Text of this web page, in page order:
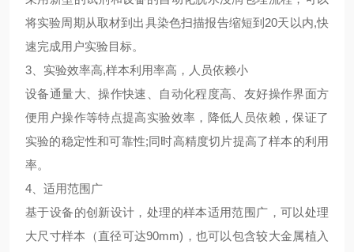
将实验周期从取材到出具染色扫描报告缩短到20天以内,快
速完成用户实验目标。
3、实验效率高,样本利用率高，人员依赖小
设备通量大、操作快速、自动化程度高、友好操作界面方
便用户操作等特点提高实验效率，降低人员依赖，保证了
实验的稳定性和可靠性;同时高精度切片提高了样本的利用
率。
4、适用范围广
基于设备的创新设计，处理的样本适用范围广，可以处理
大尺寸样本（直径可达90mm)，也可以包含较大金属植入